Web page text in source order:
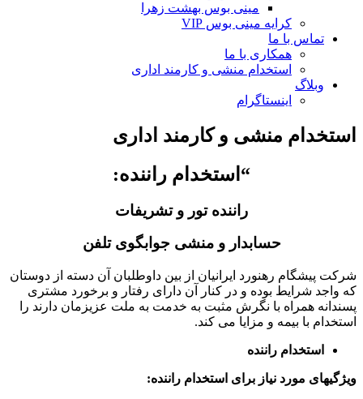
مینی بوس بهشت زهرا
کرایه مینی بوس VIP
تماس با ما
همکاری با ما
استخدام منشی و کارمند اداری
وبلاگ
اینستاگرام
استخدام منشی و کارمند اداری
“استخدام راننده:
رانندهتور و تشریفات
حسابدار و منشی جوابگوی تلفن
شرکت پیشگام رهنورد ایرانیان از بین داوطلبان آن دسته از دوستان
که واجد شرایط بوده و در کنار آن دارای رفتار و برخورد مشتری
پسندانه همراه با نگرش مثبت به خدمت به ملت عزیزمان دارند را
استخدام با بیمه و مزایا می کند.
استخدام راننده
ویژگیهای مورد نیاز برای استخدام راننده: